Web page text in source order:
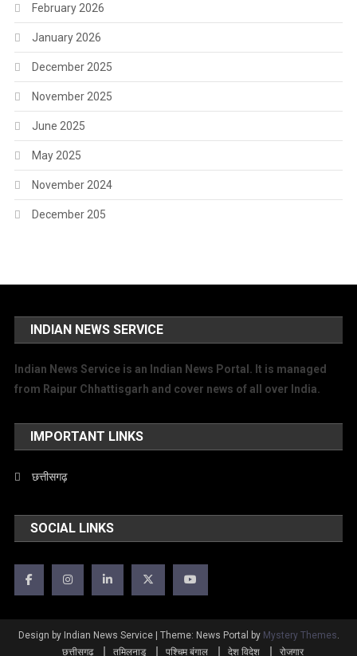
February 2026
January 2026
December 2025
November 2025
June 2025
May 2025
November 2024
December 205
INDIAN NEWS SERVICE
Indian News Service is an Indian News Portal. It is managed
from Raipur Chhattisgarh and cover news of all over India.
IMPORTANT LINKS
छत्तीसगढ़
SOCIAL LINKS
Design by Indian News Service | Theme: News Portal by Mystery Themes
छत्तीसगढ़
तमिलनाडु पश्चिम बंगाल देश विदेश रोजगार